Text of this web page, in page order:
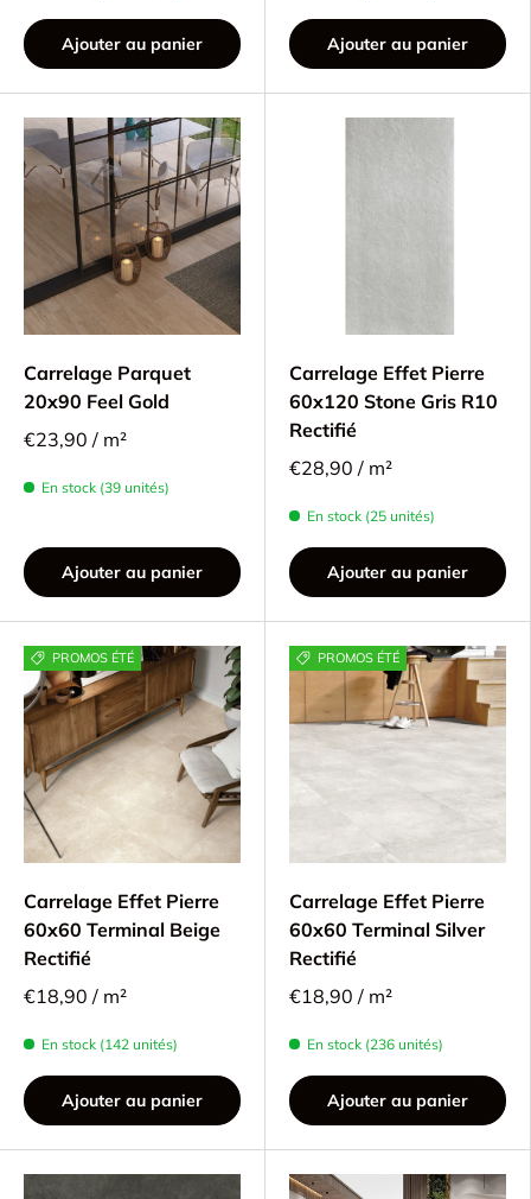
Ajouter au panier Ajouter au panier
Carrelage Parquet
20x90 Feel Gold
€23,90 / m²
En stock (39 unités)
Ajouter au panier
Carrelage Effet Pierre
60x120 Stone Gris R10
Rectifié
€28,90 / m²
En stock (25 unités)
Ajouter au panier
PROMOS ÉTÉ
Carrelage Effet Pierre
60x60 Terminal Beige
Rectifié
€18,90 / m²
En stock (142 unités)
Ajouter au panier
PROMOS ÉTÉ
Carrelage Effet Pierre
60x60 Terminal Silver
Rectifié
€18,90 / m²
En stock (236 unités)
Ajouter au panier